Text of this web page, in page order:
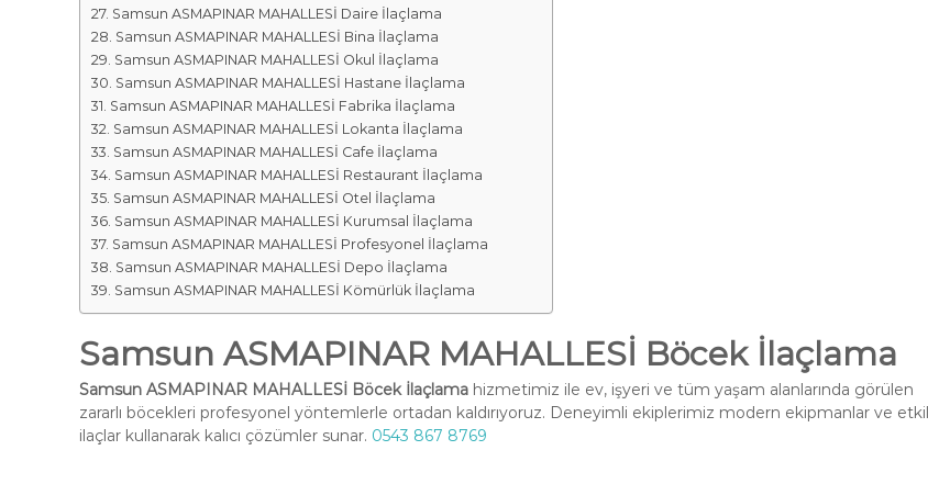
Samsun ASMAPINAR MAHALLESİ Daire İlaçlama
Samsun ASMAPINAR MAHALLESİ Bina İlaçlama
Samsun ASMAPINAR MAHALLESİ Okul İlaçlama
Samsun ASMAPINAR MAHALLESİ Hastane İlaçlama
Samsun ASMAPINAR MAHALLESİ Fabrika İlaçlama
Samsun ASMAPINAR MAHALLESİ Lokanta İlaçlama
Samsun ASMAPINAR MAHALLESİ Cafe İlaçlama
Samsun ASMAPINAR MAHALLESİ Restaurant İlaçlama
Samsun ASMAPINAR MAHALLESİ Otel İlaçlama
Samsun ASMAPINAR MAHALLESİ Kurumsal İlaçlama
Samsun ASMAPINAR MAHALLESİ Profesyonel İlaçlama
Samsun ASMAPINAR MAHALLESİ Depo İlaçlama
Samsun ASMAPINAR MAHALLESİ Kömürlük İlaçlama
Samsun ASMAPINAR MAHALLESİ Böcek İlaçlama
Samsun ASMAPINAR MAHALLESİ Böcek İlaçlama hizmetimiz ile ev, işyeri ve tüm yaşam alanlarında görülen
zararlı böcekleri profesyonel yöntemlerle ortadan kaldırıyoruz. Deneyimli ekiplerimiz modern ekipmanlar ve
ilaçlar kullanarak kalıcı çözümler sunar. 0543 867 8769